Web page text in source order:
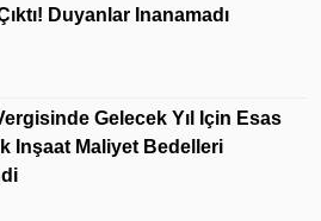
Duyanlar Inanamadı
Gelecek Yıl Için Esas
Inşaat Maliyet Bedelleri